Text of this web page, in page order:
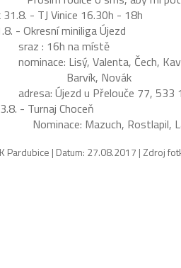
- TJ Vinice 16.30h - 18h
- Okresní miniliga Újezd
: 16h na místě
Lisý, Valenta, Čech,
Novák
Újezd u Přelouče 77, 533
- Turnaj Choceň
Mazuch, Rostlapil,
Pardubice | Datum: 27.08.2017 | Zdroj